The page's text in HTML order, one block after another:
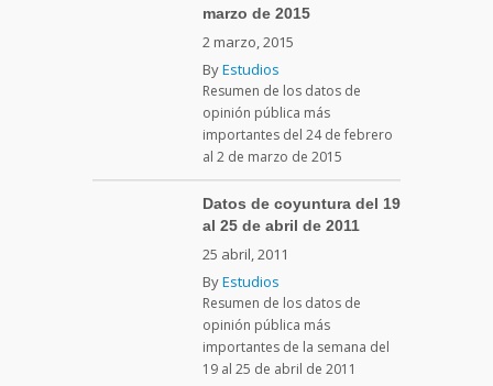
marzo de 2015
2 marzo, 2015
ByEstudios
Resumen de los datos de
opinión pública más
importantes del 24 de febrero
al 2 de marzo de 2015
Datos de coyuntura del 19
al 25 de abril de 2011
25 abril, 2011
ByEstudios
Resumen de los datos de
opinión pública más
importantes de la semana del
19 al 25 de abril de 2011